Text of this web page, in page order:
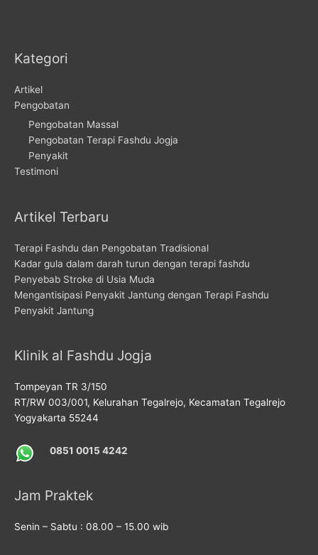
Kategori
Artikel
Pengobatan
Pengobatan Massal
Pengobatan Terapi Fashdu Jogja
Penyakit
Testimoni
Artikel Terbaru
Terapi Fashdu dan Pengobatan Tradisional
Kadar gula dalam darah turun dengan terapi fashdu
Penyebab Stroke di Usia Muda
Mengantisipasi Penyakit Jantung dengan Terapi Fashdu
Penyakit Jantung
Klinik al Fashdu Jogja
Tompeyan TR 3/150
RT/RW 003/001, Kelurahan Tegalrejo, Kecamatan Tegalrejo
Yogyakarta 55244
0851 0015 4242
Jam Praktek
Senin – Sabtu : 08.00 – 15.00 wib